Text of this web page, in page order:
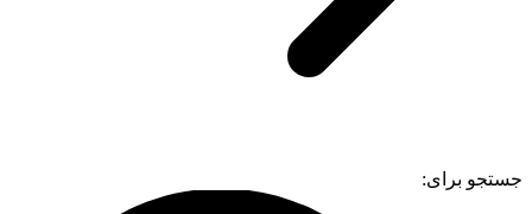
جستجو برای: